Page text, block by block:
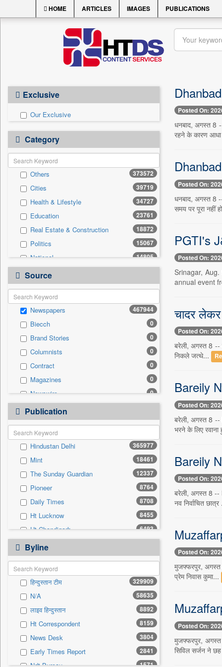
HOME ARTICLES IMAGES PUBLICATIONS
Exclusive
Our Exclusive
Category
Others 373572
Cities 39719
Health & Lifestyle 34727
Education 23761
Real Estate & Construction 18872
Politics 15067
National 14805
Business & Finance 12060
Sports
International 7781
Travel 3032
Employment 2224
Entertainment 2196
Auto 1405
General News 0
Government News 0
Press Release
Source
Newspapers 467944
Biecch 0
Brand Stories 0
Columnists 0
Contract 0
Magazines 0
Newswire 0
Online News
Patentwipo 0
Press Release
Sec 0
Solicitation 0
Publication
Hindustan Delhi 365977
Mint 18461
The Sunday Guardian 12337
Pioneer 8764
Daily Times 8708
Ht Lucknow 8455
Ht Chandigarh 6493
Siasat Daily
Ht Mumbai 3070
Early Times
Herald Goa 2883
Daily News Sri Lanka 1944
Kashmir Images 1895
Ekantipur.com 1761
The New Nation 1714
Daily Mirror Sri Lanka 1650
Byline
हिन्दुस्तान टीम 329909
N/A 58635
लाइव हिन्दुस्तान 8892
Ht Correspondent 8159
News Desk 3804
Early Times Report 2841
1571
Posted On:
धनबाद, अगस्त 8
रहने के कारण आधा
Posted On:
धनबाद, अगस्त 8
समय पर पूरा नहीं
PGTI's
Posted On:
Srinagar,
annual event
चादर
Posted On:
बरेली, अगस्त 8 --
निकले जत्थे...
Bareily
Posted On:
बरेली, अगस्त 8 --
भरने के लिए रवाना
Bareily
Posted On:
बरेली, अगस्त 8 --
नव निर्वाचित छात्र
Posted On:
मुजफ्फरपुर, अगस्त
प्रेम निवास कुमा...
Posted On:
मुजफ्फरपुर,
सिविल सर्जन ने